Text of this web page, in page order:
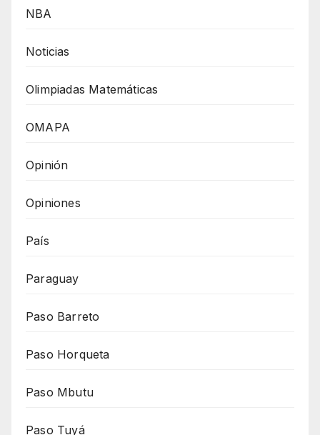
NBA
Noticias
Olimpiadas Matemáticas
OMAPA
Opinión
Opiniones
País
Paraguay
Paso Barreto
Paso Horqueta
Paso Mbutu
Paso Tuyá